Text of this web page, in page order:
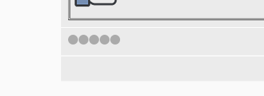
1 2 3 4